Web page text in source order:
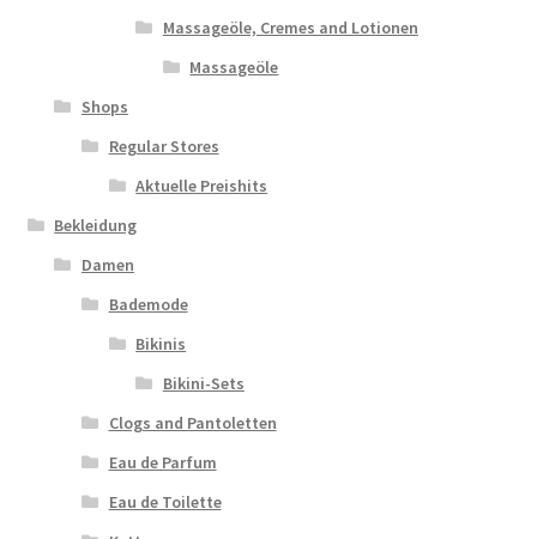
Massageöle, Cremes and Lotionen
Massageöle
Shops
Regular Stores
Aktuelle Preishits
Bekleidung
Damen
Bademode
Bikinis
Bikini-Sets
Clogs and Pantoletten
Eau de Parfum
Eau de Toilette